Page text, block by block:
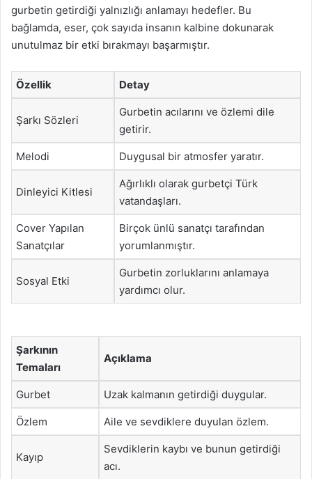
gurbetin getirdiği yalnızlığı anlamayı hedefler. Bu
bağlamda, eser, çok sayıda insanın kalbine dokunarak
unutulmaz bir etki bırakmayı başarmıştır.
Özellik Detay
Şarkı Sözleri
Gurbetin acılarını ve özlemi dile
getirir.
Melodi Duygusal bir atmosfer yaratır.
Dinleyici Kitlesi
Ağırlıklı olarak gurbetçi Türk
vatandaşları.
Cover Yapılan
Sanatçılar
Birçok ünlü sanatçı tarafından
yorumlanmıştır.
Sosyal Etki
Gurbetin zorluklarını anlamaya
yardımcı olur.
Şarkının
Temaları
Açıklama
Gurbet Uzak kalmanın getirdiği duygular.
Özlem Aile ve sevdiklere duyulan özlem.
Kayıp
Sevdiklerin kaybı ve bunun getirdiği
acı.